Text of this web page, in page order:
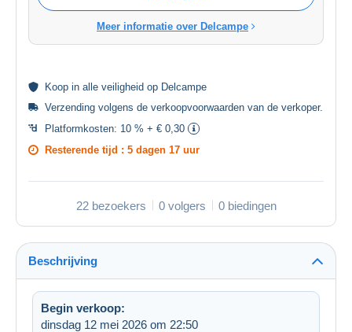
Meer informatie over Delcampe
Koop in alle veiligheid op Delcampe
Verzending volgens de verkoopvoorwaarden van de verkoper.
Platformkosten: 10 % + € 0,30
Resterende tijd : 5 dagen 17 uur
22 bezoekers 0 volgers 0 biedingen
Beschrijving
Begin verkoop:
dinsdag 12 mei 2026 om 22:50